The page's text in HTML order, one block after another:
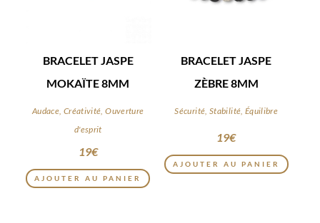
BRACELET JASPE
MOKAÏTE 8MM
Audace, Créativité, Ouverture
d'esprit
19€
AJOUTER AU PANIER
BRACELET JASPE
ZÈBRE 8MM
Sécurité, Stabilité, Équilibre
19€
AJOUTER AU PANIER